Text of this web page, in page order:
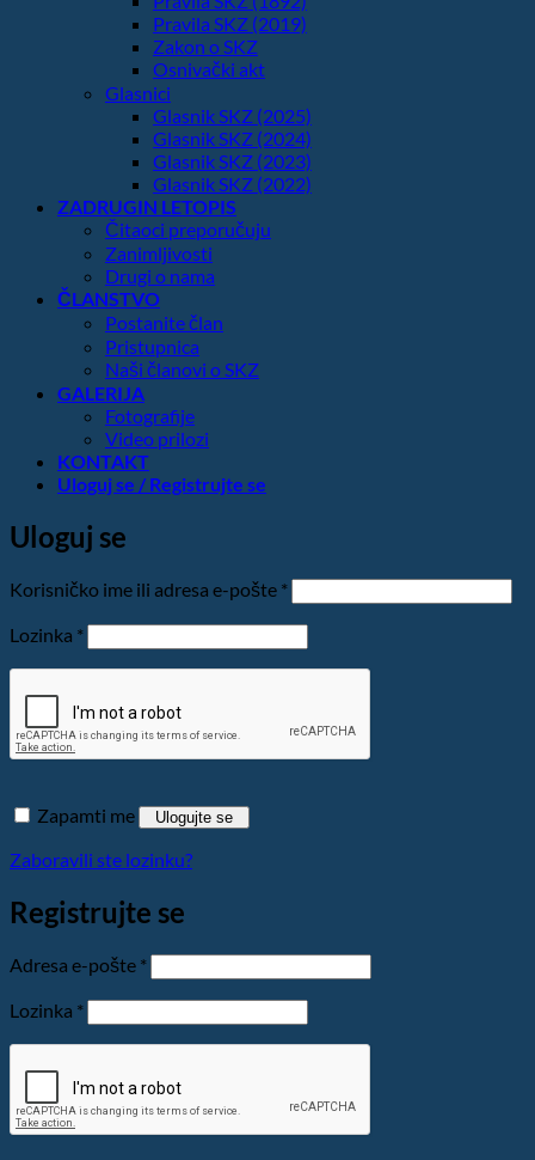
Pravila SKZ (2019)
Zakon o SKZ
Osnivački akt
Glasnici
Glasnik SKZ (2025)
Glasnik SKZ (2024)
Glasnik SKZ (2023)
Glasnik SKZ (2022)
ZADRUGIN LETOPIS
Čitaoci preporučuju
Zanimljivosti
Drugi o nama
ČLANSTVO
Postanite član
Pristupnica
Naši članovi o SKZ
GALERIJA
Fotografije
Video prilozi
KONTAKT
Uloguj se / Registrujte se
Uloguj se
Korisničko ime ili adresa e-pošte *Obavezno
Lozinka *Obavezno
Zapamti me Ulogujte se
Zaboravili ste lozinku?
Registrujte se
Adresa e-pošte *Obavezno
Lozinka *Obavezno